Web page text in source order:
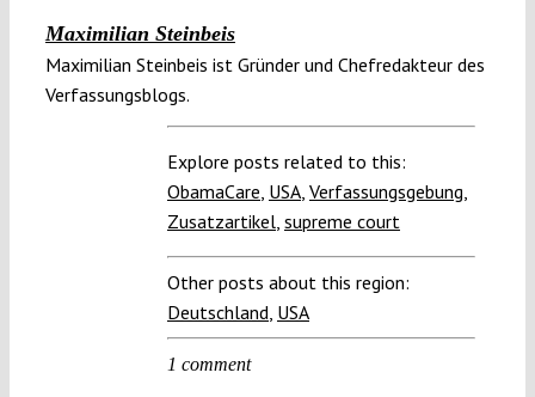
Maximilian Steinbeis
Maximilian Steinbeis ist Gründer und Chefredakteur des
Verfassungsblogs.
Explore posts related to this:
ObamaCare USA Verfassungsgebung
Zusatzartikel supreme court
Other posts about this region:
Deutschland USA
1 comment